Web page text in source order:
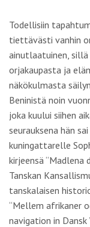
Todellisiin
tiettävästi vanhin
ainutlaatuinen,
orjakaupasta ja
näkökulmasta
Beninistä noin
joka kuului siihen
seurauksena hän
kuningattarelle
kirjeensä “Madlena
Tanskan
tanskalaisen
“Mellem afrikaner
navigation in